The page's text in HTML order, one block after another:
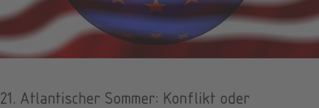
21. Atlantischer Sommer: Konflikt oder